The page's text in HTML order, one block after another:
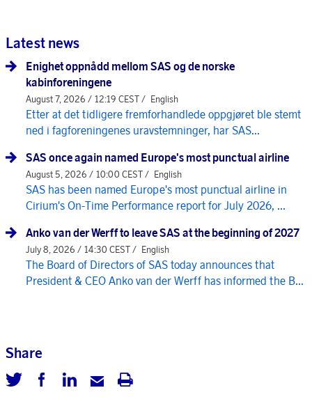
Latest news
Enighet oppnådd mellom SAS og de norske
kabinforeningene
August 7, 2026 / 12:19 CEST / English
Etter at det tidligere fremforhandlede oppgjøret ble stemt
ned i fagforeningenes uravstemninger, har SAS...
SAS once again named Europe's most punctual airline
August 5, 2026 / 10:00 CEST / English
SAS has been named Europe's most punctual airline in
Cirium's On-Time Performance report for July 2026, ...
Anko van der Werff to leave SAS at the beginning of 2027
July 8, 2026 / 14:30 CEST / English
The Board of Directors of SAS today announces that
President & CEO Anko van der Werff has informed the B...
Share